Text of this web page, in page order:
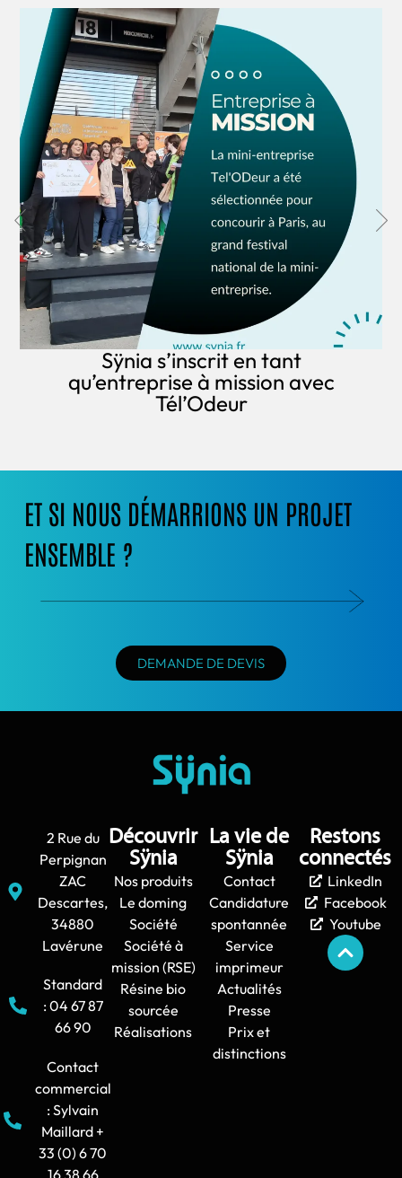
Sÿnia s’inscrit en tant
qu’entreprise à mission avec
Tél’Odeur
ET SI NOUS DÉMARRIONS UN PROJET
ENSEMBLE ?
DEMANDE DE DEVIS
2 Rue du
Perpignan
ZAC
Descartes,
34880
Lavérune
Standard
: 04 67 87
66 90
Contact
commercial
: Sylvain
Maillard +
33 (0) 6 70
16 38 66
Découvrir
Sÿnia
Nos produits
Le doming
Société
Société à
mission (RSE)
Résine bio
sourcée
Réalisations
La vie de
Sÿnia
Contact
Candidature
spontannée
Service
imprimeur
Actualités
Presse
Prix et
distinctions
Restons
connectés
LinkedIn
Facebook
Youtube